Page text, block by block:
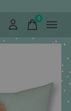
0items